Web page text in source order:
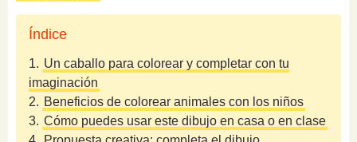
Índice
1. Un caballo para colorear y completar con tu
imaginación
2. Beneficios de colorear animales con los niños
3. Cómo puedes usar este dibujo en casa o en clase